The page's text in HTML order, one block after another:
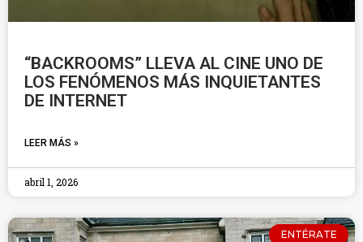
“BACKROOMS” LLEVA AL CINE UNO DE
LOS FENÓMENOS MÁS INQUIETANTES
DE INTERNET
LEER MÁS »
abril 1, 2026
ENTÉRATE